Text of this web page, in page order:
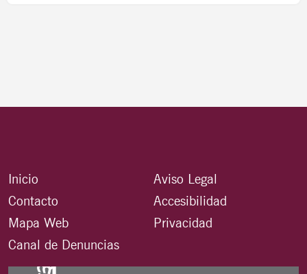
Inicio
Contacto
Mapa Web
Canal de Denuncias
Aviso Legal
Accesibilidad
Privacidad